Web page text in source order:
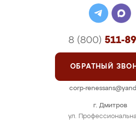
г. Дмитров
ул.
8 (800) 511-
ОБРАТНЫЙ
corp-